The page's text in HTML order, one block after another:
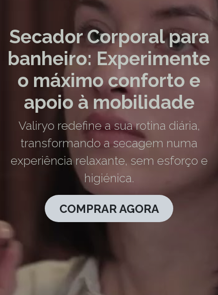
Secador Corporal para
banheiro: Experimente
o máximo conforto e
apoio à mobilidade
Valiryo redefine a sua rotina diária,
transformando a secagem numa
experiência relaxante, sem esforço e
higiénica.
COMPRAR AGORA​​​​